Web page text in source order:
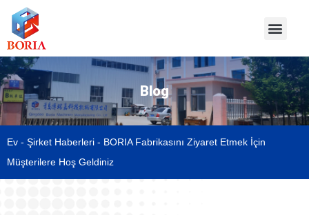
Blog
Ev - Şirket Haberleri - BORIA Fabrikasını Ziyaret Etmek İçin
Müşterilere Hoş Geldiniz